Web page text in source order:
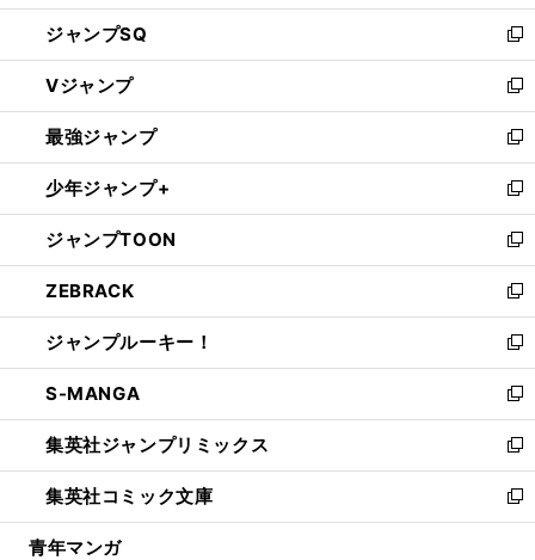
し
い
ウ
ィ
ン
ド
ウ
で
開
く
ジャンプSQ
新
し
い
ウ
ィ
ン
ド
ウ
で
開
く
Vジャンプ
新
し
い
ウ
ィ
ン
ド
ウ
で
開
く
最強ジャンプ
新
し
い
ウ
ィ
ン
ド
ウ
で
開
く
少年ジャンプ+
新
し
い
ウ
ィ
ン
ド
ウ
で
開
く
ジャンプTOON
新
し
い
ウ
ィ
ン
ド
ウ
で
開
く
ZEBRACK
新
し
い
ウ
ィ
ン
ド
ウ
で
開
ジャンプルーキー！
新
し
い
ウ
ィ
ン
ド
ウ
S-MANGA
新
し
い
ウ
ィ
ン
集英社ジャンプリミックス
新
し
い
ウ
集英社コミック文庫
新
し
青年マンガ